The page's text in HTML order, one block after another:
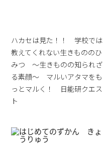
ハカセは見た！！ 学校では
教えてくれない生きもののひ
みつ ～生きものの知られざ
る素顔～ マルいアタマをも
っとマルく！ 日能研クエス
ト